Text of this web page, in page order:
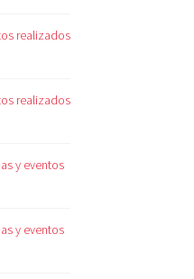
realizados
realizados
y eventos
y eventos